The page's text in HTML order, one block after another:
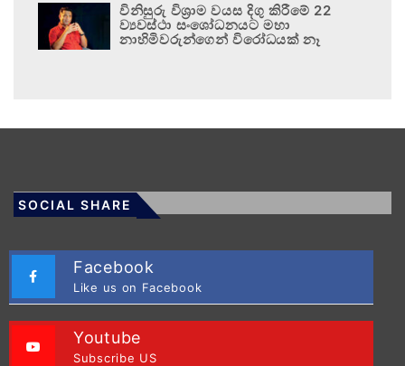
විනිසුරු විශ්‍රාම වයස දිගු කිරීමේ 22
ව්‍යවස්ථා සංශෝධනයට මහා
නාහිමිවරුන්ගෙන් විරෝධයක් නෑ
SOCIAL SHARE
Facebook
Like us on Facebook
Youtube
Subscribe US